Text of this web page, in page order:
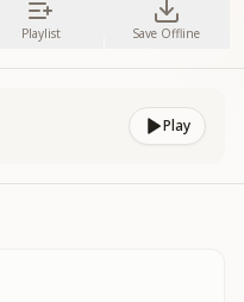
Playlist Save Offline
Play